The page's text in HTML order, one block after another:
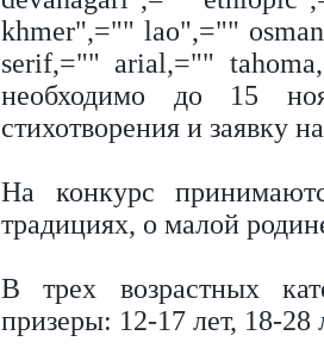
khmer",="" lao",=""
serif,="" arial,=""
необходимо до 15
стихотворения и заявку
На конкурс
традициях, о малой
В трех возрастных
призеры: 12-17 лет, 18-28